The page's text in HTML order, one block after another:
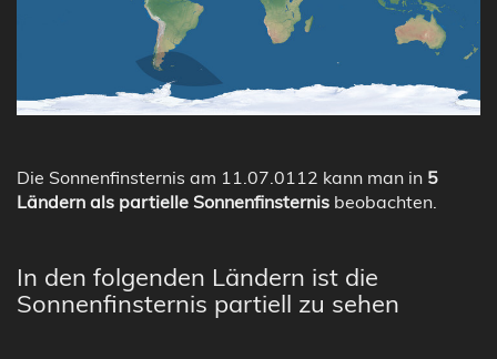
Die Sonnenfinsternis am 11.07.0112 kann man in 5
Ländern als partielle Sonnenfinsternis beobachten.
In den folgenden Ländern ist die
Sonnenfinsternis partiell zu sehen